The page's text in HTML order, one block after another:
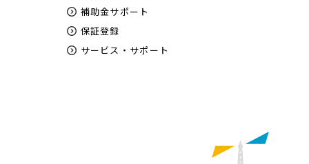
補助金サポート
保証登録
サービス・サポート